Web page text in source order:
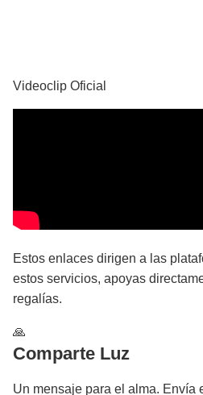
Videoclip Oficial
Estos enlaces dirigen a las
estos servicios, apoyas
regalías.
🙏
Comparte Luz
Un mensaje para el alma. Envía